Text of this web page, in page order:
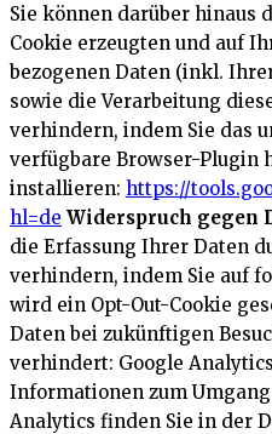
Sie können darüber hinaus
Cookie erzeugten und auf
bezogenen Daten (inkl.
sowie die Verarbeitung
verhindern, indem Sie das
verfügbare Browser-Plugin
installieren: https://
hl=de Widerspruch gegen
die Erfassung Ihrer Daten
verhindern, indem Sie auf
wird ein Opt-Out-Cookie
Daten bei zukünftigen
verhindert: Google
Informationen zum
Analytics finden Sie in der